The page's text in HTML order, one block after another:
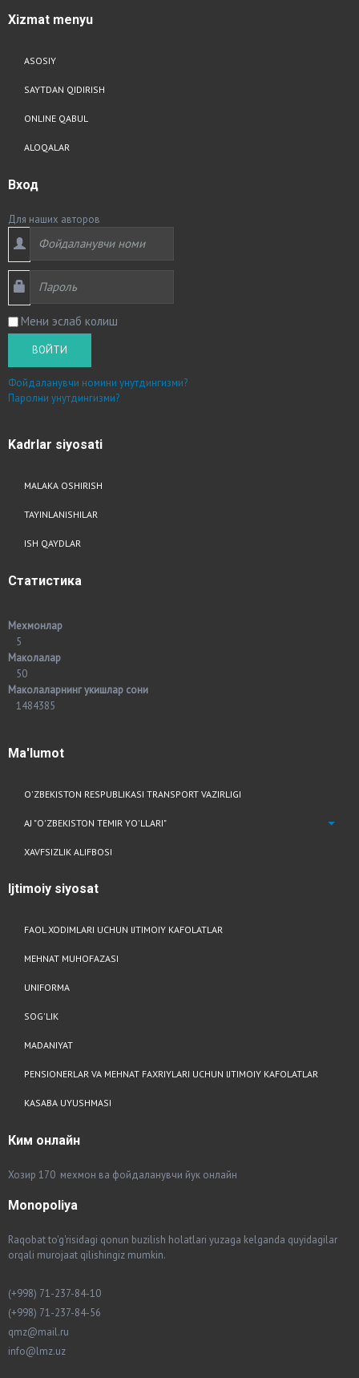
Xizmat menyu
ASOSIY
SAYTDAN QIDIRISH
ONLINE QABUL
ALOQALAR
Вход
Для наших авторов
Мени эслаб колиш
ВОЙТИ
Фойдаланувчи номини унутдингизми?
Паролни унутдингизми?
Kadrlar siyosati
MALAKA OSHIRISH
TAYINLANISHILAR
ISH QAYDLAR
Статистика
Мехмонлар
5
Маколалар
50
Маколаларнинг укишлар сони
1484385
Ma'lumot
O'ZBEKISTON RESPUBLIKASI TRANSPORT VAZIRLIGI
AJ "O'ZBEKISTON TEMIR YO'LLARI"
XAVFSIZLIK ALIFBOSI
Ijtimoiy siyosat
FAOL XODIMLARI UCHUN IJTIMOIY KAFOLATLAR
MEHNAT MUHOFAZASI
UNIFORMA
SOG'LIK
MADANIYAT
PENSIONERLAR VA MEHNAT FAXRIYLARI UCHUN IJTIMOIY KAFOLATLAR
KASABA UYUSHMASI
Ким онлайн
Хозир 170 мехмон ва фойдаланувчи йук онлайн
Monopoliya
Raqobat to'g'risidagi qonun buzilish holatlari yuzaga kelganda quyidagilar
orqali murojaat qilishingiz mumkin.
(+998) 71-237-84-10
(+998) 71-237-84-56
qmz@mail.ru
info@lmz.uz